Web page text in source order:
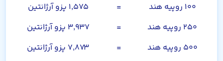
۱۰۰ روپیه هند
=
۱,۵۷۵ پزو آرژانتین
۲۵۰ روپیه هند
=
۳,۹۳۷ پزو آرژانتین
۵۰۰ روپیه هند
=
۷,۸۷۳ پزو آرژانتین